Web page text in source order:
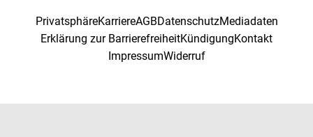
PrivatsphäreKarriereAGBDatenschutzMediadaten
Erklärung zur BarrierefreiheitKündigungKontakt
ImpressumWiderruf